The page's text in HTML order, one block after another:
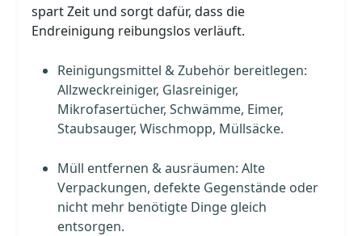
spart Zeit und sorgt dafür, dass die
Endreinigung reibungslos verläuft.
Reinigungsmittel & Zubehör bereitlegen:
Allzweckreiniger, Glasreiniger,
Mikrofasertücher, Schwämme, Eimer,
Staubsauger, Wischmopp, Müllsäcke.
Müll entfernen & ausräumen: Alte
Verpackungen, defekte Gegenstände oder
nicht mehr benötigte Dinge gleich
entsorgen.